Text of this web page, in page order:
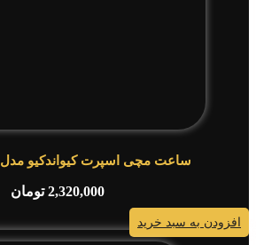
ساعت مچی اسپرت کیواندکیو مدل VQ94J001Y
2,320,000 تومان
افزودن به سبد خرید